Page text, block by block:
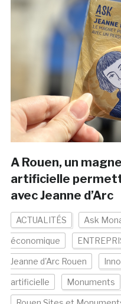
A Rouen, un
artificielle
avec Jeanne d’Arc
ACTUALITÉS Ask
économique
Jeanne d'Arc Rouen
artificielle Monuments